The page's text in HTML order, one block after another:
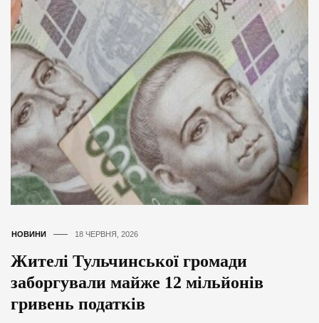
НОВИНИ 18 ЧЕРВНЯ, 2026
Жителі Тульчинської громади
заборгували майже 12 мільйонів
гривень податків